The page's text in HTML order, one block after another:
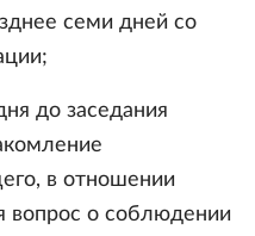
семи дней со
до заседания
в отношении
вопрос о соблюдении